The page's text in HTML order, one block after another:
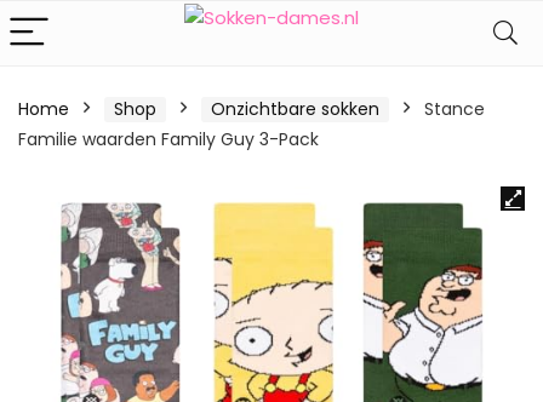
Home Shop Onzichtbare sokken
Stance
Familie waarden Family Guy 3-Pack